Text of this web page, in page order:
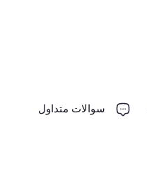
سوالات متداول